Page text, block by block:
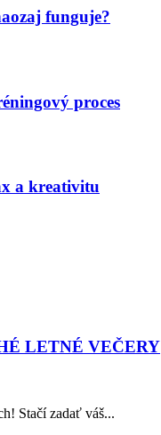
funguje?
proces
a kreativitu
LETNÉ VEČERY
Stačí zadať váš...